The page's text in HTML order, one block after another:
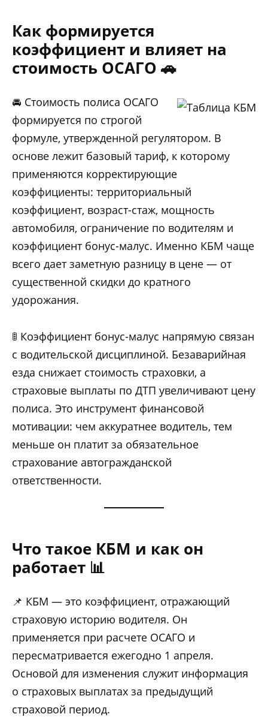
Как формируется
коэффициент и влияет на
стоимость ОСАГО 🚗
🚘 Стоимость полиса ОСАГО
формируется по строгой
формуле, утвержденной регулятором. В
основе лежит базовый тариф, к которому
применяются корректирующие
коэффициенты: территориальный
коэффициент, возраст-стаж, мощность
автомобиля, ограничение по водителям и
коэффициент бонус-малус. Именно КБМ чаще
всего дает заметную разницу в цене — от
существенной скидки до кратного
удорожания.
🚦 Коэффициент бонус-малус напрямую связан
с водительской дисциплиной. Безаварийная
езда снижает стоимость страховки, а
страховые выплаты по ДТП увеличивают цену
полиса. Это инструмент финансовой
мотивации: чем аккуратнее водитель, тем
меньше он платит за обязательное
страхование автогражданской
ответственности.
Что такое КБМ и как он
работает 📊
📌 КБМ — это коэффициент, отражающий
страховую историю водителя. Он
применяется при расчете ОСАГО и
пересматривается ежегодно 1 апреля.
Основой для изменения служит информация
о страховых выплатах за предыдущий
страховой период.